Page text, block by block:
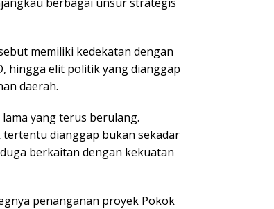
memiliki kedekatan dengan
hingga elit politik yang dianggap
daerah.
yang terus berulang.
dianggap bukan sekadar
berkaitan dengan kekuatan
penanganan proyek Pokok